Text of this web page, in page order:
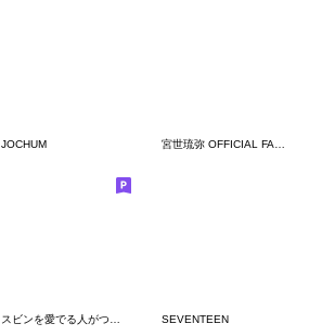
JOCHUM
スビンを愛でる人がつかううさぎ SEVENTEEN